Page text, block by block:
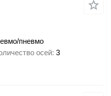
пневмо
осей 3